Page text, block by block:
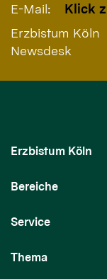
E-Mail:
Klick
Erzbistum Köln
Newsdesk
Erzbistum Köln
Bereiche
Service
Thema